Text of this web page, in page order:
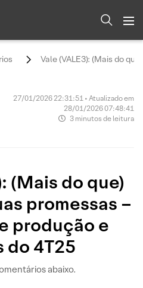
Vale (VALE3): (Mais do
27/01/2026 22:31:51 • Atualizado em
28/01/2026 07:48:41
3 minutos de leitura
(Mais do que)
promessas –
produção e
do 4T25
abaixo.